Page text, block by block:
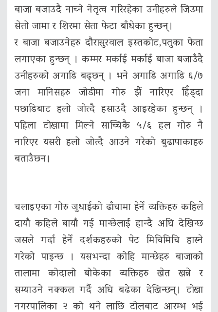
बाजा बजाउदै नाच्ने नेतृत्व गरिरहेका उनीहरुले जिउमा
सेतो जामा र शिरमा सेता फेटा बाँधेका हुन्छन्।
र बाजा बजाउनेहरु दौरासुरवाल इस्तकोट,पतुका फेता
लगाएका हुन्छन् । कम्मर मर्काई मर्काई बाजा बजाउँदै
उनीहरुको अगाडि बढ्छन् । भने अगाडि अगाडि ६/७
जना मानिसहरु जोडीमा गोरु झैं नारिएर हिँड्दा
पछाडिबाट हलो जोत्दै हसाउदै आइरहेका हुन्छन् ।
पहिला टाेखामा मिल्ने साच्चिकै ५/६ हल गोरु नै
नारिएर यसरी हलो जोत्दै आउने गरेको बुढापाकाहरु
बताउँछन।
चलाइएका गोरु जुधाईको ढाँचामा हेर्ने व्यक्तिहरु कहिले
दायाँ कहिले बायाँ गई मान्छेलाई हान्दै अघि देखिन्छ
जसले गर्दा हेर्ने दर्शकहरुको पेट मिचिमिचि हास्ने
गरेको पाइन्छ । यसभन्दा कोहि मान्छेहरु बाजाको
तालामा कोदालो बोकेका व्यक्तिहरु खेत खन्ने र
सम्याउने नक्कल गर्दै अघि बढेका देखिन्छन्। टाेखा
नगरपालिका २ को थने लाछि टोलबाट आरम्भ भई